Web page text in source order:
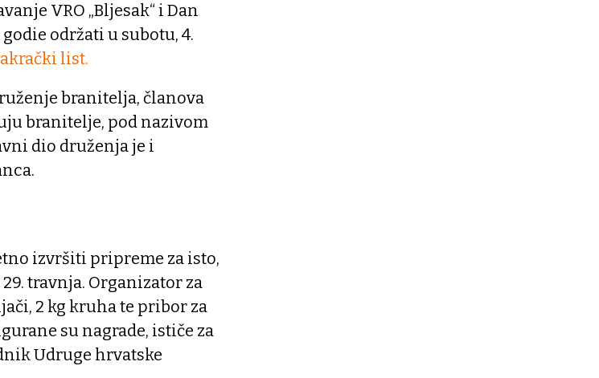
VRO „Bljesak“ i Dan
održati u subotu, 4.
list.
branitelja, članova
branitelje, pod nazivom
dio druženja je i
izvršiti pripreme za isto,
travnja. Organizator za
2 kg kruha te pribor za
su nagrade, ističe za
Udruge hrvatske